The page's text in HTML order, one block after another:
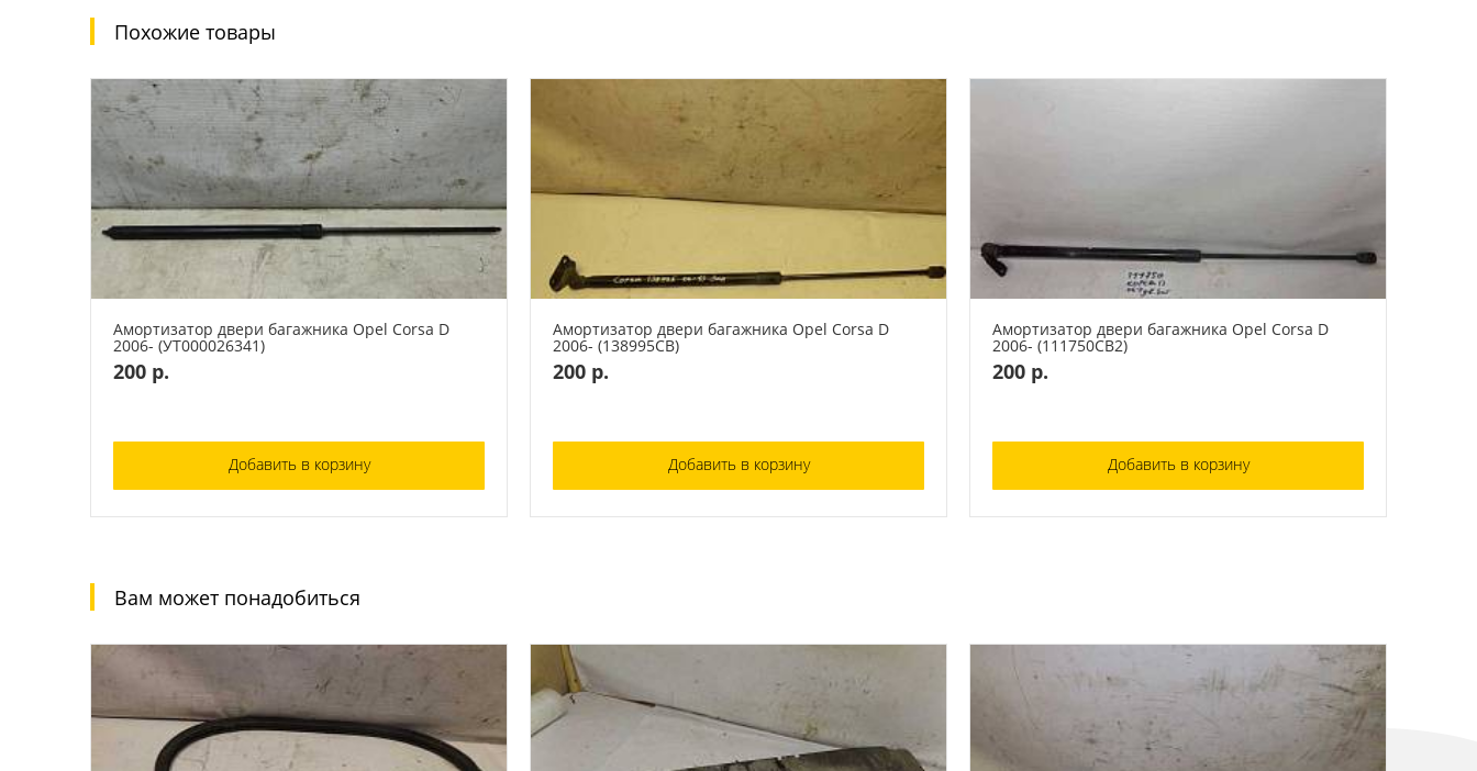
Похожие товары
Амортизатор двери багажника Opel Corsa D
2006- (УТ000026341)
200 р.
Добавить в корзину
Амортизатор двери багажника Opel Corsa D
2006- (138995СВ)
200 р.
Добавить в корзину
Амортизатор двери багажника Opel Corsa D
2006- (111750СВ2)
200 р.
Добавить в корзину
Вам может понадобиться